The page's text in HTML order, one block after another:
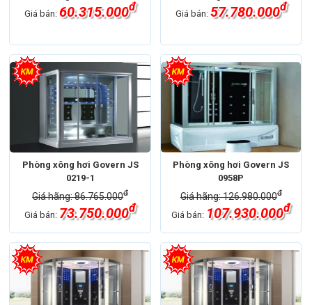
Giá bán:60.315.000đ Giá bán: 57.780.000đ
Phòng xông hơi Govern JS
0219-1
Giá hãng: 86.765.000đ
Giá bán: 73.750.000đ
Phòng xông hơi Govern JS
0958P
Giá hãng: 126.980.000đ
Giá bán: 107.930.000đ